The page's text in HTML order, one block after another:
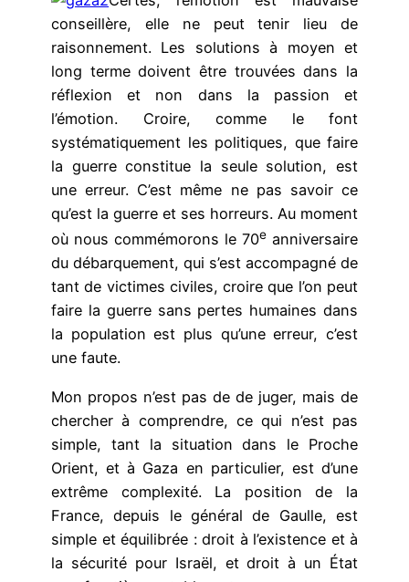
conseillère, elle ne peut tenir lieu de
raisonnement. Les solutions à moyen et
long terme doivent être trouvées dans la
réflexion et non dans la passion et
l’émotion. Croire, comme le font
systématiquement les politiques, que faire
la guerre constitue la seule solution, est
une erreur. C’est même ne pas savoir ce
qu’est la guerre et ses horreurs. Au moment
où nous commémorons le 70e anniversaire
du débarquement, qui s’est accompagné de
tant de victimes civiles, croire que l’on peut
faire la guerre sans pertes humaines dans
la population est plus qu’une erreur, c’est
une faute.
Mon propos n’est pas de de juger, mais de
chercher à comprendre, ce qui n’est pas
simple, tant la situation dans le Proche
Orient, et à Gaza en particulier, est d’une
extrême complexité. La position de la
France, depuis le général de Gaulle, est
simple et équilibrée : droit à l’existence et à
la sécurité pour Israël, et droit à un État